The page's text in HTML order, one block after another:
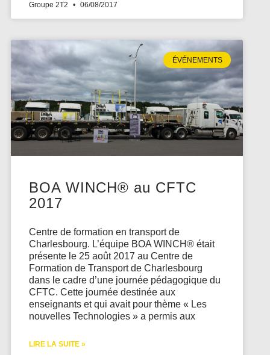
Groupe 2T2 06/08/2017
ÉVÉNEMENTS
BOA WINCH® au CFTC
2017
Centre de formation en transport de
Charlesbourg. L’équipe BOA WINCH® était
présente le 25 août 2017 au Centre de
Formation de Transport de Charlesbourg
dans le cadre d’une journée pédagogique du
CFTC. Cette journée destinée aux
enseignants et qui avait pour thème « Les
nouvelles Technologies » a permis aux
LIRE LA SUITE »